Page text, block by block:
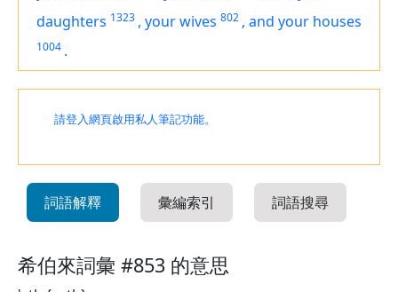
daughters 1323 , your wives 802 , and your houses
1004 .
請登入網頁啟用私人筆記功能。
詞語解釋 彙編索引 詞語搜尋
希伯來詞彙 #853 的意思